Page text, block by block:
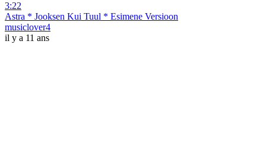
3:22
Astra * Jooksen Kui Tuul * Esimene Versioon
musiclover4
il y a 11 ans